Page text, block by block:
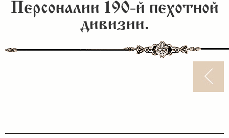
Персоналии 190-й пехотной
дивизии.